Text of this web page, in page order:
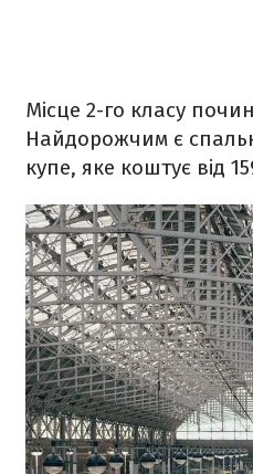
Місце 2-го класу
Найдорожчим є
купе, яке коштує від